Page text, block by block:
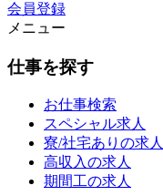
会員登録
メニュー
仕事を探す
お仕事検索
スペシャル求人
寮/社宅ありの求人
高収入の求人
期間工の求人